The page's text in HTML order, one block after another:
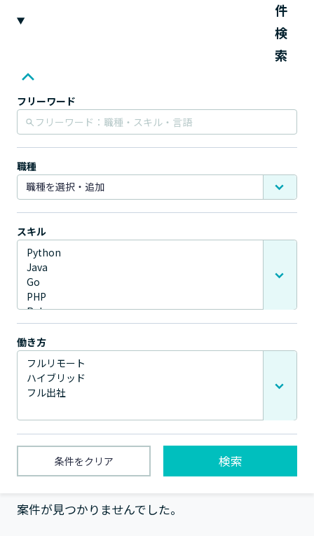
件
検
索
フリーワード
職種
スキル
働き方
条件をクリア 検索
1〜0件 / 全0件
案件が見つかりませんでした。